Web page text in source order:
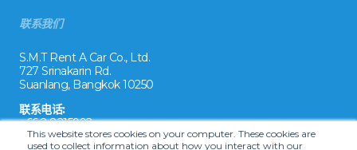
This website stores cookies on your computer. These cookies are
used to collect information about how you interact with our
联系我们
S.M.T Rent A Car Co., Ltd.
727 Srinakarin Rd.
Suanlang, Bangkok 10250
联系电话:
+66 2 8215992